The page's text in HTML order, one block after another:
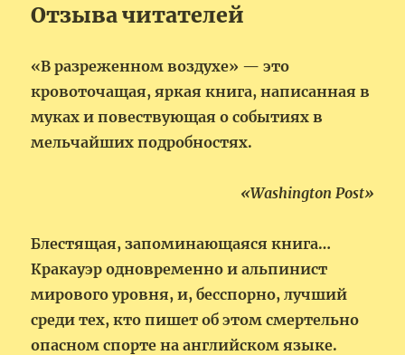
Отзыва читателей
«В разреженном воздухе» — это
кровоточащая, яркая книга, написанная в
муках и повествующая о событиях в
мельчайших подробностях.
«Washington Post»
Блестящая, запоминающаяся книга…
Кракауэр одновременно и альпинист
мирового уровня, и, бесспорно, лучший
среди тех, кто пишет об этом смертельно
опасном спорте на английском языке.